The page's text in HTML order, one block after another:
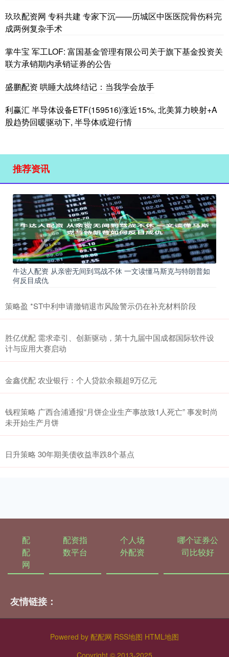
玖玖配资网 专科共建 专家下沉——历城区中医医院骨伤科完
成两例复杂手术
掌牛宝 军工LOF: 富国基金管理有限公司关于旗下基金投资关
联方承销期内承销证券的公告
盛鹏配资 哄睡大战终结记：当我学会放手
利赢汇 半导体设备ETF(159516)涨近15%, 北美算力映射+A
股趋势回暖驱动下, 半导体或迎行情
推荐资讯
牛达人配资 从亲密无间到骂战不休 一文读懂马斯克与特朗普如
何反目成仇
策略盈 *ST中利申请撤销退市风险警示仍在补充材料阶段
胜亿优配 需求牵引、创新驱动，第十九届中国成都国际软件设
计与应用大赛启动
金鑫优配 农业银行：个人贷款余额超9万亿元
钱程策略 广西合浦通报“月饼企业生产事故致1人死亡” 事发时尚
未开始生产月饼
日升策略 30年期美债收益率跌8个基点
配
配
网
配资指
数平台
个人场
外配资
哪个证券公
司比较好
友情链接：
Powered by 配配网 RSS地图 HTML地图